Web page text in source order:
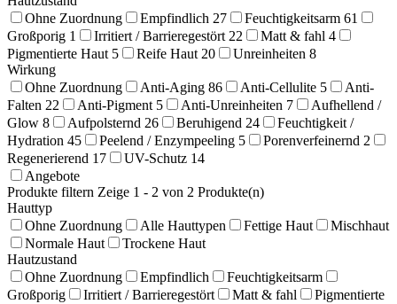
Ohne Zuordnung
Empfindlich 27 Feuchtigkeitsarm 61
Großporig 1 Irritiert / Barrieregestört 22 Matt & fahl 4
Pigmentierte Haut 5 Reife Haut 20 Unreinheiten 8
Wirkung
Ohne Zuordnung
Anti-Aging 86 Anti-Cellulite 5
Anti-
Falten 22 Anti-Pigment 5 Anti-Unreinheiten 7
Aufhellend /
Glow 8 Aufpolsternd 26 Beruhigend 24
Feuchtigkeit /
Hydration 45 Peelend / Enzympeeling 5 Porenverfeinernd 2
Regenerierend 17 UV-Schutz 14
Angebote
Produkte filtern Zeige 1 - 2 von 2 Produkte(n)
Hauttyp
Ohne Zuordnung
Alle Hauttypen Fettige Haut
Mischhaut
Normale Haut
Trockene Haut
Hautzustand
Ohne Zuordnung
Empfindlich
Feuchtigkeitsarm
Großporig
Irritiert / Barrieregestört Matt & fahl
Pigmentierte